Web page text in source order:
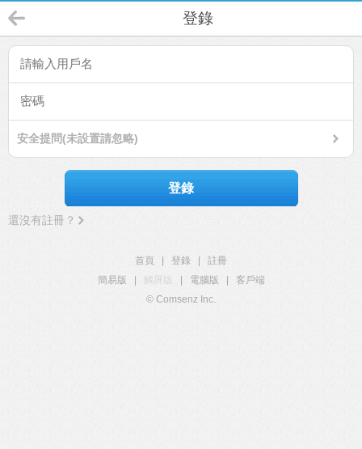
登錄
安全提問(未設置請忽略)
登錄
還沒有註冊？
首頁 登錄
註冊
簡易版
觸屏版 電腦版
客戶端
© Comsenz Inc.